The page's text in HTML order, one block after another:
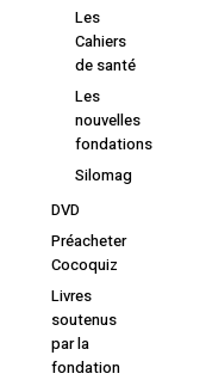
Les
Cahiers
de santé
Les
nouvelles
fondations
Silomag
DVD
Préacheter
Cocoquiz
Livres
soutenus
par la
fondation